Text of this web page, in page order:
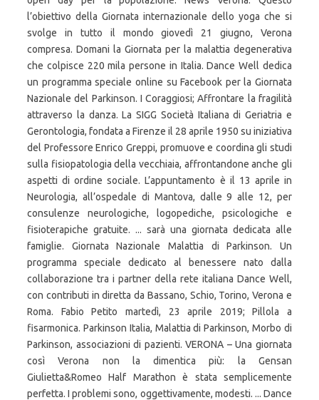
l’obiettivo della Giornata internazionale dello yoga che si
svolge in tutto il mondo giovedì 21 giugno, Verona
compresa. Domani la Giornata per la malattia degenerativa
che colpisce 220 mila persone in Italia. Dance Well dedica
un programma speciale online su Facebook per la Giornata
Nazionale del Parkinson. I Coraggiosi; Affrontare la fragilità
attraverso la danza. La SIGG Società Italiana di Geriatria e
Gerontologia, fondata a Firenze il 28 aprile 1950 su iniziativa
del Professore Enrico Greppi, promuove e coordina gli studi
sulla fisiopatologia della vecchiaia, affrontandone anche gli
aspetti di ordine sociale. L’appuntamento è il 13 aprile in
Neurologia, all’ospedale di Mantova, dalle 9 alle 12, per
consulenze neurologiche, logopediche, psicologiche e
fisioterapiche gratuite. ... sarà una giornata dedicata alle
famiglie. Giornata Nazionale Malattia di Parkinson. Un
programma speciale dedicato al benessere nato dalla
collaborazione tra i partner della rete italiana Dance Well,
con contributi in diretta da Bassano, Schio, Torino, Verona e
Roma. Fabio Petito martedì, 23 aprile 2019; Pillola a
fisarmonica. Parkinson Italia, Malattia di Parkinson, Morbo di
Parkinson, associazioni di pazienti. VERONA – Una giornata
così Verona non la dimentica più: la Gensan
Giulietta&Romeo Half Marathon è stata semplicemente
perfetta. I problemi sono, oggettivamente, modesti. ... Dance